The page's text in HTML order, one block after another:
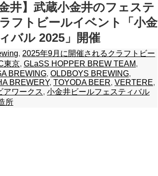
井】武蔵小金井のフェステ
フトビールイベント「小金
バル 2025」開催
, 2025年9月に開催されるクラフトビー
東京, GLaSS HOPPER BREW TEAM,
BREWING, OLDBOYS BREWING,
BREWERY, TOYODA BEER, VERTERE,
アワークス, 小金井ビールフェスティバル
所